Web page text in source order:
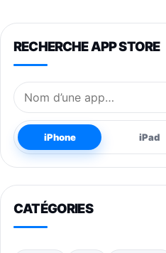
RECHERCHE APP STORE
Nom de l’application
iPhone iPad
CATÉGORIES